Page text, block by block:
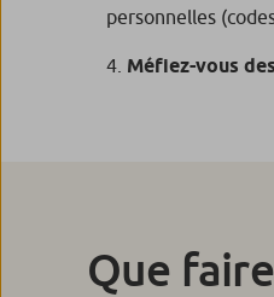
personnelles
Méfiez-vous
Que